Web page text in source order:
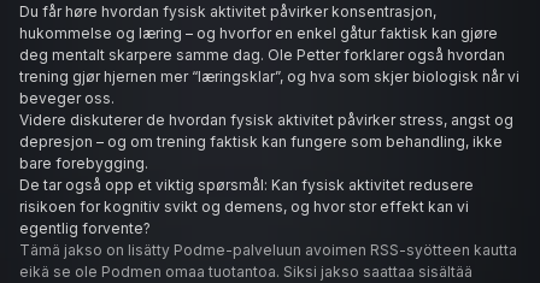
Du får høre hvordan fysisk aktivitet påvirker konsentrasjon,
hukommelse og læring – og hvorfor en enkel gåtur faktisk kan gjøre
deg mentalt skarpere samme dag. Ole Petter forklarer også hvordan
trening gjør hjernen mer “læringsklar”, og hva som skjer biologisk når vi
beveger oss.
Videre diskuterer de hvordan fysisk aktivitet påvirker stress, angst og
depresjon – og om trening faktisk kan fungere som behandling, ikke
bare forebygging.
De tar også opp et viktig spørsmål: Kan fysisk aktivitet redusere
risikoen for kognitiv svikt og demens, og hvor stor effekt kan vi
egentlig forvente?
Mads og Ole Petter er også innom et interessant sidespor: Hva sier
forskningen om fysisk aktivitet og sykefravær i arbeidslivet – er
Tämä jakso on lisätty Podme-palveluun avoimen RSS-syötteen kautta
eikä se ole Podmen omaa tuotantoa. Siksi jakso saattaa sisältää